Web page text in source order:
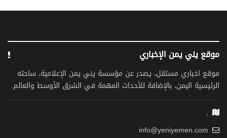
موقع يني يمن الإخباري
موقع اخباري مستقل، يصدر عن مؤسسة يني يمن الإعلامية، ساحته
الرئيسية اليمن، بالإضافة للأحداث المهمة في الشرق الأوسط والعالم.
,
info@yeniyemen.com